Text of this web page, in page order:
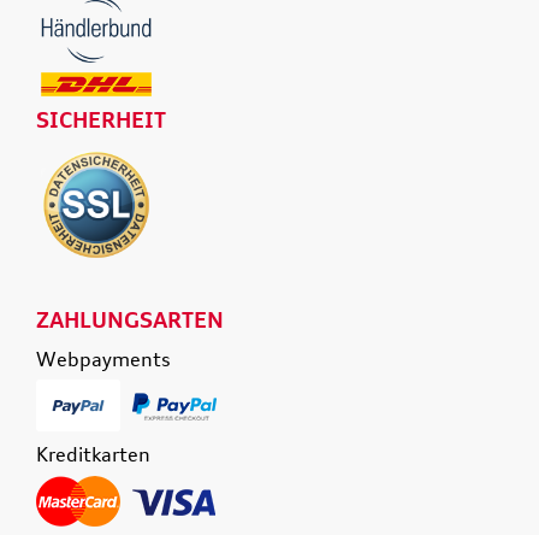
SICHERHEIT
ZAHLUNGSARTEN
Webpayments
Kreditkarten